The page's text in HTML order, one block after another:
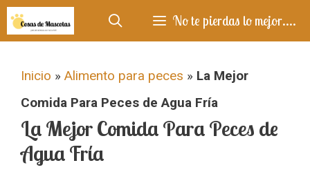
Saltar
al
No te pierdas lo mejor....
Inicio » Alimento para peces » La Mejor
Comida Para Peces de Agua Fría
La Mejor Comida Para Peces de
Agua Fría